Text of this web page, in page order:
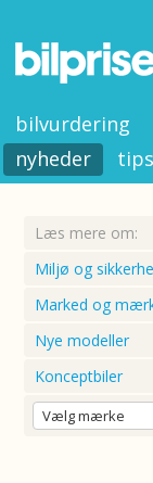
bilvurdering
nyheder
Læs mere om:
Miljø og
Marked og
Nye modeller
Konceptbiler